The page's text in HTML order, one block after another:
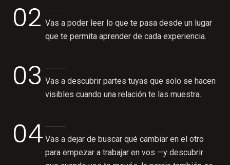
02 Vas a poder leer lo que te pasa desde un lugar
que te permita aprender de cada experiencia.
03 Vas a descubrir partes tuyas que solo se hacen
visibles cuando una relación te las muestra.
04 Vas a dejar de buscar qué cambiar en el otro
para empezar a trabajar en vos —y descubrir